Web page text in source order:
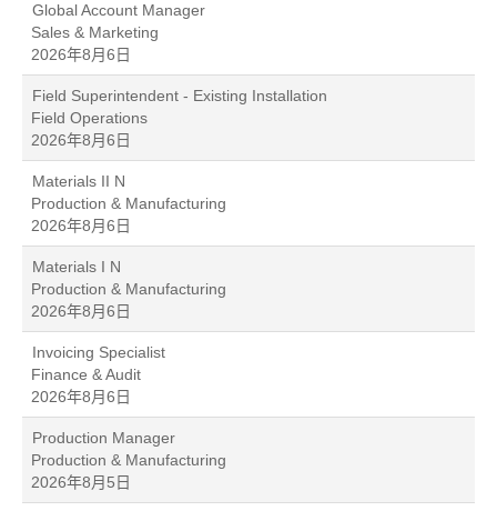
Global Account Manager
Sales & Marketing
2026年8月6日
Field Superintendent - Existing Installation
Field Operations
2026年8月6日
Materials II N
Production & Manufacturing
2026年8月6日
Materials I N
Production & Manufacturing
2026年8月6日
Invoicing Specialist
Finance & Audit
2026年8月6日
Production Manager
Production & Manufacturing
2026年8月5日